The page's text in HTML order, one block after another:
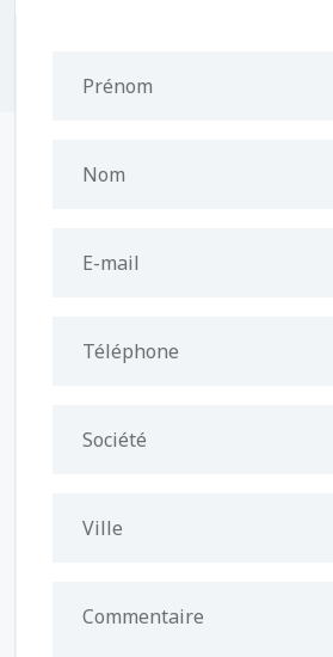
Prénom
Nom
E-mail
Téléphone
Société
Ville
Commentaire